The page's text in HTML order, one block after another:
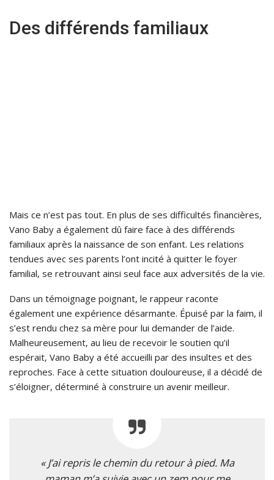
Des différends familiaux
Mais ce n’est pas tout. En plus de ses difficultés financières,
Vano Baby a également dû faire face à des différends
familiaux après la naissance de son enfant. Les relations
tendues avec ses parents l’ont incité à quitter le foyer
familial, se retrouvant ainsi seul face aux adversités de la vie.
Dans un témoignage poignant, le rappeur raconte
également une expérience désarmante. Épuisé par la faim, il
s’est rendu chez sa mère pour lui demander de l’aide.
Malheureusement, au lieu de recevoir le soutien qu’il
espérait, Vano Baby a été accueilli par des insultes et des
reproches. Face à cette situation douloureuse, il a décidé de
s’éloigner, déterminé à construire un avenir meilleur.
« J’ai repris le chemin du retour à pied. Ma